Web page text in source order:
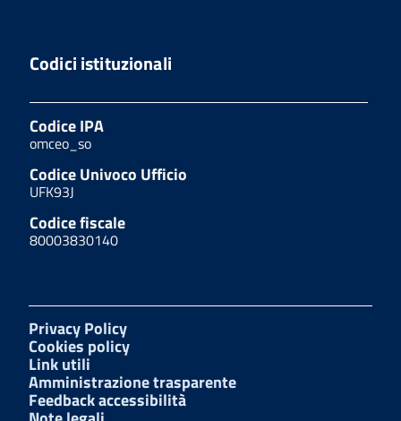
Codici istituzionali
Codice IPA
omceo_so
Codice Univoco Ufficio
UFK93J
Codice fiscale
80003830140
Privacy Policy
Cookies policy
Link utili
Amministrazione trasparente
Feedback accessibilità